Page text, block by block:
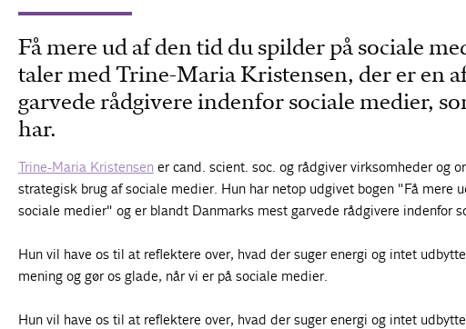
Få mere ud af den tid du spilder på sociale
taler med Trine-Maria Kristensen, der er en
garvede rådgivere indenfor sociale medier,
har.
Trine-Maria Kristensener cand. scient. soc. og rådgiver virksomheder og
strategisk brug af sociale medier. Hun har netop udgivet bogen "Få mere
sociale medier" og er blandt Danmarks mest garvede rådgivere indenfor
Hun vil have os til at reflektere over, hvad der suger energi og intet
mening og gør os glade, når vi er på sociale medier.
Hun vil have os til at reflektere over, hvad der suger energi og intet